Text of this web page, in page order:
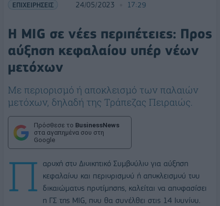
ΕΠΙΧΕΙΡΗΣΕΙΣ 24/05/2023 17:29
Η MIG σε νέες περιπέτειες: Προς
αύξηση κεφαλαίου υπέρ νέων
μετόχων
Με περιορισμό ή αποκλεισμό των παλαιών
μετόχων, δηλαδή της Τράπεζας Πειραιώς.
Πρόσθεσε το BusinessNews
στα αγαπημένα σου στη
Google
Π
αροχή στο Διοικητικό Συμβούλιο για αύξηση
κεφαλαίου και περιορισμού ή αποκλεισμού του
δικαιώματος προτίμησης, καλείται να αποφασίσει
η ΓΣ της MIG, που θα συνέλθει στις 14 Ιουνίου.